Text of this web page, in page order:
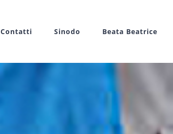
Contatti Sinodo Beata Beatrice